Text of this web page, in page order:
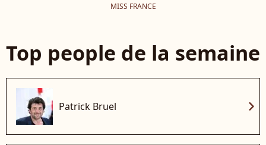
MISS FRANCE
Top people de la semaine
Patrick Bruel chevron_right